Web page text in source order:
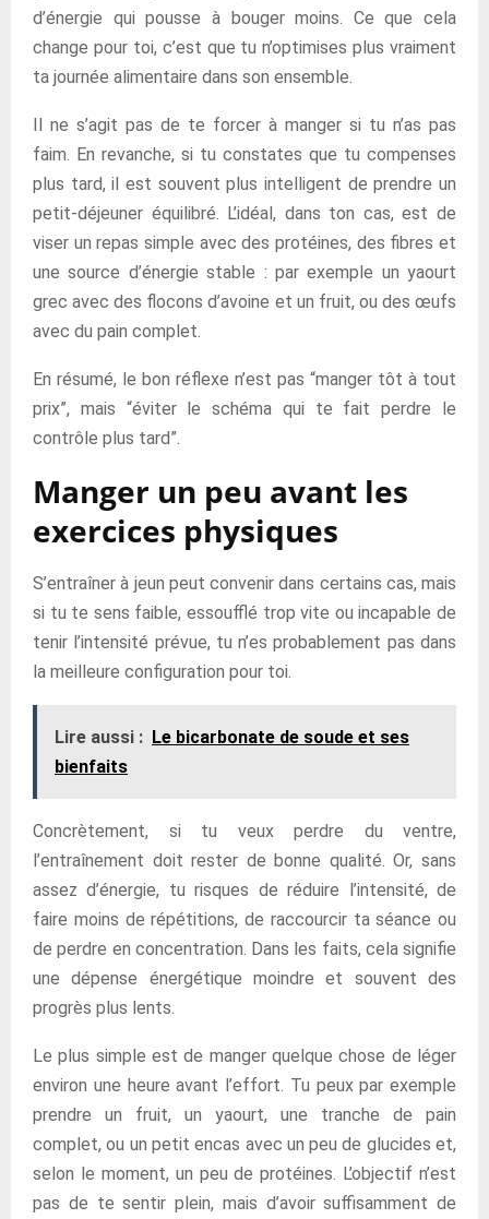
d’énergie qui pousse à bouger moins. Ce que cela
change pour toi, c’est que tu n’optimises plus vraiment
ta journée alimentaire dans son ensemble.
Il ne s’agit pas de te forcer à manger si tu n’as pas
faim. En revanche, si tu constates que tu compenses
plus tard, il est souvent plus intelligent de prendre un
petit-déjeuner équilibré. L’idéal, dans ton cas, est de
viser un repas simple avec des protéines, des fibres et
une source d’énergie stable : par exemple un yaourt
grec avec des flocons d’avoine et un fruit, ou des œufs
avec du pain complet.
En résumé, le bon réflexe n’est pas “manger tôt à tout
prix”, mais “éviter le schéma qui te fait perdre le
contrôle plus tard”.
Manger un peu avant les
exercices physiques
S’entraîner à jeun peut convenir dans certains cas, mais
si tu te sens faible, essoufflé trop vite ou incapable de
tenir l’intensité prévue, tu n’es probablement pas dans
la meilleure configuration pour toi.
Lire aussi : Le bicarbonate de soude et ses
bienfaits
Concrètement, si tu veux perdre du ventre,
l’entraînement doit rester de bonne qualité. Or, sans
assez d’énergie, tu risques de réduire l’intensité, de
faire moins de répétitions, de raccourcir ta séance ou
de perdre en concentration. Dans les faits, cela signifie
une dépense énergétique moindre et souvent des
progrès plus lents.
Le plus simple est de manger quelque chose de léger
environ une heure avant l’effort. Tu peux par exemple
prendre un fruit, un yaourt, une tranche de pain
complet, ou un petit encas avec un peu de glucides et,
selon le moment, un peu de protéines. L’objectif n’est
pas de te sentir plein, mais d’avoir suffisamment de